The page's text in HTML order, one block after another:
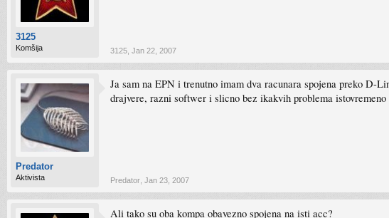
3125
Komšija 3125 Jan 22, 2007
Predator
Aktivista
Ja sam na EPN i trenutno imam dva racunara spojena preko D-
drajvere, razni softwer i slicno bez ikakvih problema
Predator Jan 23, 2007
Ali tako su oba kompa obavezno spojena na isti acc?